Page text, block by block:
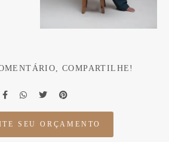
COMPARTILHE!
SEU ORÇAMENTO